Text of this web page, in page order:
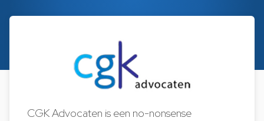
CGK Advocaten is een no-nonsense